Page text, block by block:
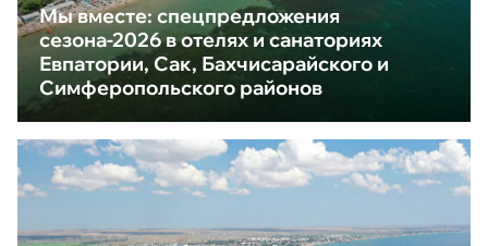
Мы вместе: спецпредложения
сезона-2026 в отелях и санаториях
Евпатории, Сак, Бахчисарайского и
Симферопольского районов